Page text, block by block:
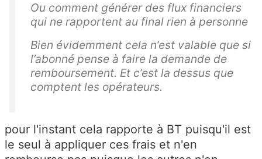
Ou comment générer des flux financiers
qui ne rapportent au final rien à personne
Bien évidemment cela n’est valable que si
l’abonné pense à faire la demande de
remboursement. Et c’est la dessus que
comptent les opérateurs.
pour l'instant cela rapporte à BT puisqu'il est
le seul à appliquer ces frais et n'en